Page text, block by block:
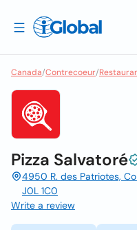
Canada/Contrecoeur/
Pizza Salvatoré
4950 R. des Patriotes,
J0L 1C0
Write a review